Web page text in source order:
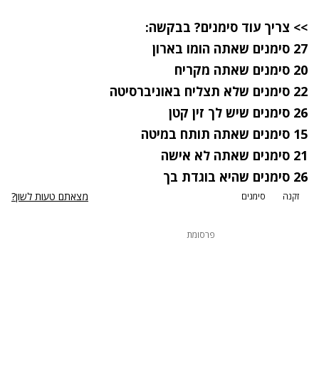
>> צריך עוד סימנים? בבקשה:
27 סימנים שאתה הומו בארון
20 סימנים שאתה מקריח
22 סימנים שלא תצליח באוניברסיטה
26 סימנים שיש לך זין קטן
15 סימנים שאתה תותח במיטה
21 סימנים שאתה לא אישה
26 סימנים שהיא בוגדת בך
זקנה סימנים מצאתם טעות לשון?
פרסומת